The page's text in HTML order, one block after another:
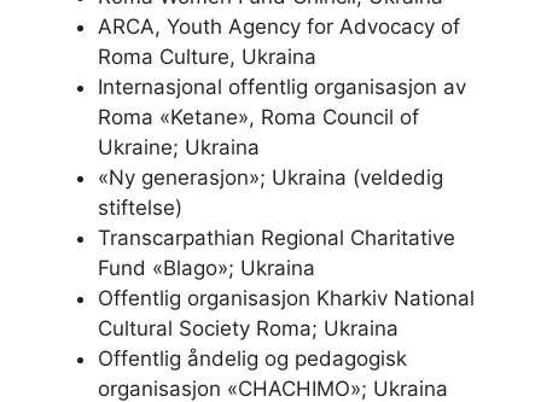
ARCA, Youth Agency for Advocacy of
Roma Culture, Ukraina
Internasjonal offentlig organisasjon av
Roma «Ketane», Roma Council of
Ukraine; Ukraina
«Ny generasjon»; Ukraina (veldedig
stiftelse)
Transcarpathian Regional Charitative
Fund «Blago»; Ukraina
Offentlig organisasjon Kharkiv National
Cultural Society Roma; Ukraina
Offentlig åndelig og pedagogisk
organisasjon «CHACHIMO»; Ukraina